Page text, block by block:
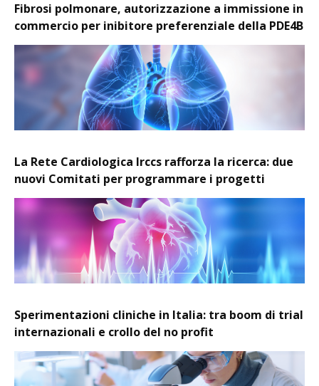
Fibrosi polmonare, autorizzazione a immissione in
commercio per inibitore preferenziale della PDE4B
La Rete Cardiologica Irccs rafforza la ricerca: due
nuovi Comitati per programmare i progetti
Sperimentazioni cliniche in Italia: tra boom di trial
internazionali e crollo del no profit